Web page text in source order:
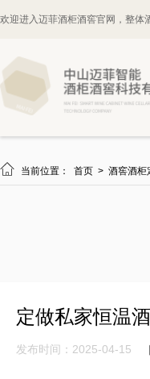
欢迎进入迈菲酒柜酒窖官网，整体
 当前位置： 首页 > 酒窖酒柜
定做私家恒温
发布时间：2025-04-15